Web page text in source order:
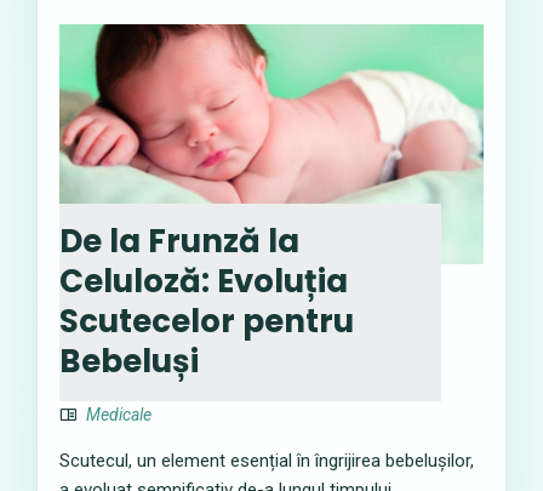
De la Frunză la
Celuloză: Evoluția
Scutecelor pentru
Bebeluși
Medicale
Scutecul, un element esențial în îngrijirea bebelușilor,